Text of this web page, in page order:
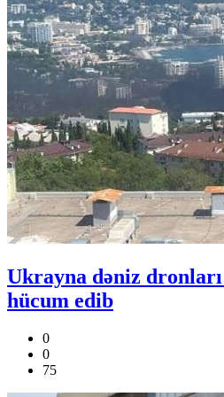
Ukrayna dəniz
hücum edib
0
0
75